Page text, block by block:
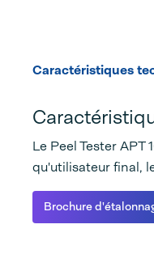
Caractéristiques
Le Peel Tester APT
qu'utilisateur final,
Brochure